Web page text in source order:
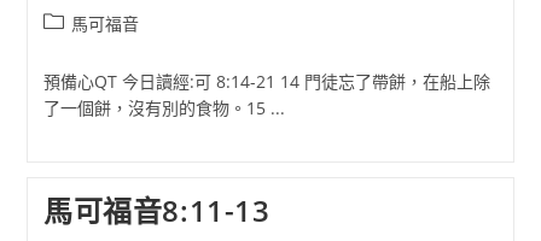
Post馬可福音
預備心QT 今日讀經:可 8:14-21 14 門徒忘了帶餅，在船上除
了一個餅，沒有別的食物。15 ...
馬可福音8:11-13